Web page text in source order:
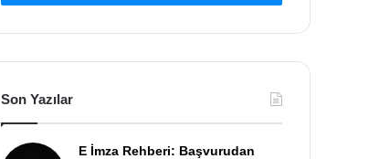
Son Yazılar
E İmza Rehberi: Başvurudan